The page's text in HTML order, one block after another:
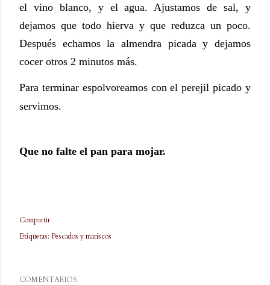
el vino blanco, y el agua. Ajustamos de sal, y
dejamos que todo hierva y que reduzca un poco.
Después echamos la almendra picada y dejamos
cocer otros 2 minutos más.
Para terminar espolvoreamos con el perejil picado y
servimos.
Que no falte el pan para mojar.
Compartir
Etiquetas: Pescados y mariscos
COMENTARIOS